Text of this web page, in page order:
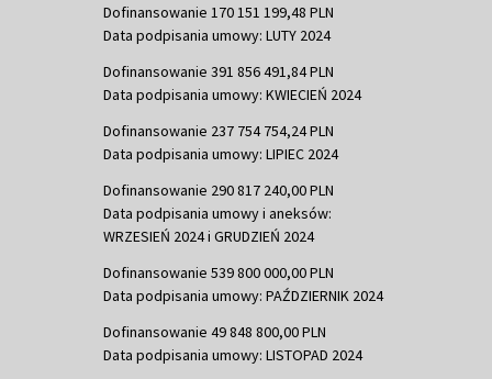
Dofinansowanie 170 151 199,48 PLN
Data podpisania umowy: LUTY 2024
Dofinansowanie 391 856 491,84 PLN
Data podpisania umowy: KWIECIEŃ 2024
Dofinansowanie 237 754 754,24 PLN
Data podpisania umowy: LIPIEC 2024
Dofinansowanie 290 817 240,00 PLN
Data podpisania umowy i aneksów:
WRZESIEŃ 2024 i GRUDZIEŃ 2024
Dofinansowanie 539 800 000,00 PLN
Data podpisania umowy: PAŹDZIERNIK 2024
Dofinansowanie 49 848 800,00 PLN
Data podpisania umowy: LISTOPAD 2024